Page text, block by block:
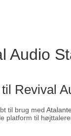
Audio
Revival
til brug med
platform til